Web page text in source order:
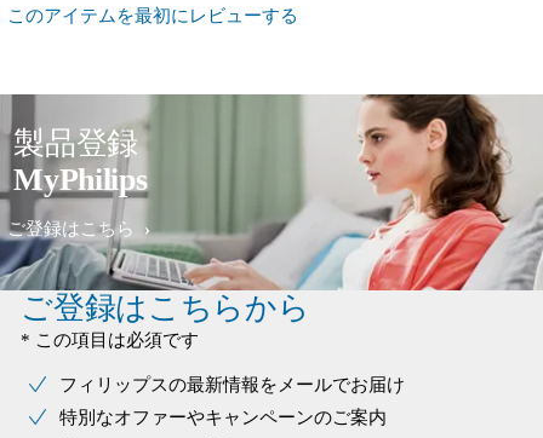
このアイテムを最初にレビューする
製品登録
MyPhilips
ご登録はこちら
ご登録はこちらから
* この項目は必須です
フィリップスの最新情報をメールでお届け
特別なオファーやキャンペーンのご案内